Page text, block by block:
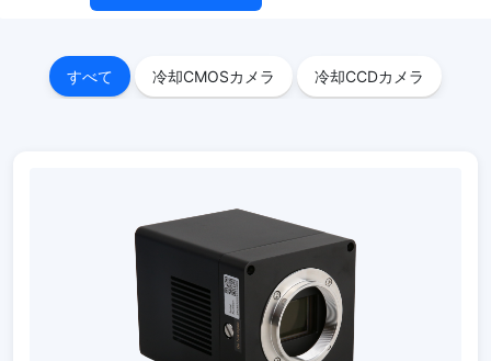
すべて 冷却CMOSカメラ 冷却CCDカメラ